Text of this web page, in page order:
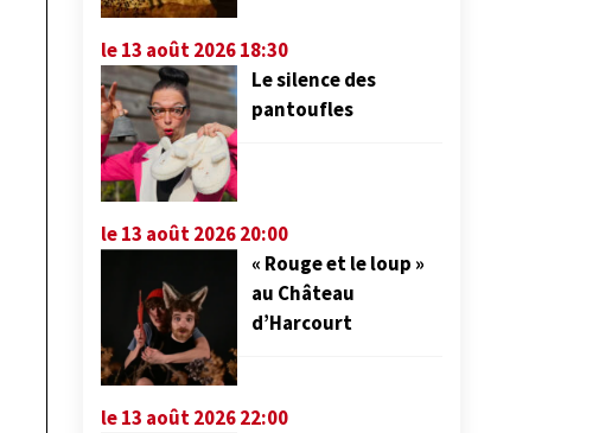
le 13 août 2026 18:30
Le silence des
pantoufles
le 13 août 2026 20:00
« Rouge et le loup »
au Château
d’Harcourt
le 13 août 2026 22:00